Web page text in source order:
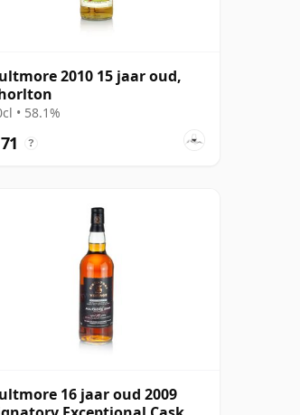
2010 15 jaar oud,
• 58.1%
?
16 jaar oud 2009